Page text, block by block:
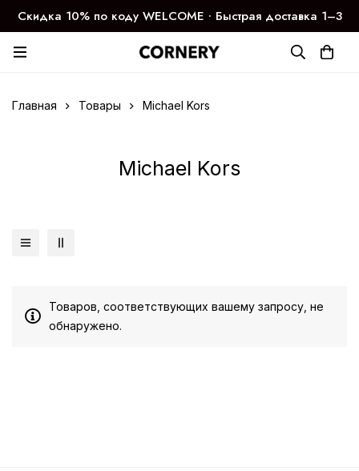
Скидка 10% по коду WELCOME ∙ Быстрая доставка 1–3
дня
Главная Товары Michael Kors
Michael Kors
Товаров, соответствующих вашему запросу, не
обнаружено.